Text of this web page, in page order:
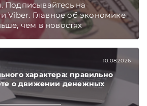
на
Viber. Главное об экономике
чем в новостях
10.08.2026
характера: правильно
о движении денежных